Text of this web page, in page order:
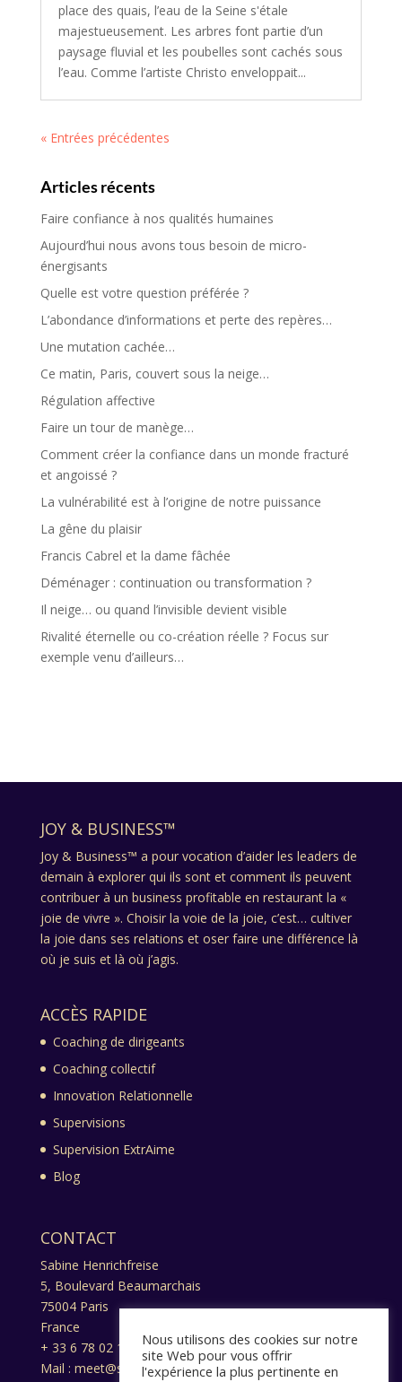
place des quais, l’eau de la Seine s'étale
majestueusement. Les arbres font partie d’un
paysage fluvial et les poubelles sont cachés sous
l’eau. Comme l’artiste Christo enveloppait...
« Entrées précédentes
Articles récents
Faire confiance à nos qualités humaines
Aujourd’hui nous avons tous besoin de micro-
énergisants
Quelle est votre question préférée ?
L’abondance d’informations et perte des repères…
Une mutation cachée…
Ce matin, Paris, couvert sous la neige…
Régulation affective
Faire un tour de manège…
Comment créer la confiance dans un monde fracturé
et angoissé ?
La vulnérabilité est à l’origine de notre puissance
La gêne du plaisir
Francis Cabrel et la dame fâchée
Déménager : continuation ou transformation ?
Il neige… ou quand l’invisible devient visible
Rivalité éternelle ou co-création réelle ? Focus sur
exemple venu d’ailleurs…
JOY & BUSINESS™
Joy & Business™ a pour vocation d’aider les leaders de
demain à explorer qui ils sont et comment ils peuvent
contribuer à un business profitable en restaurant la «
joie de vivre ». Choisir la voie de la joie, c’est… cultiver
la joie dans ses relations et oser faire une différence là
où je suis et là où j’agis.
ACCÈS RAPIDE
Coaching de dirigeants
Coaching collectif
Innovation Relationnelle
Supervisions
Supervision ExtrAime
Blog
CONTACT
Sabine Henrichfreise
5, Boulevard Beaumarchais
75004 Paris
France
+ 33 6 78 02 13 17
Mail : meet@sabine-henrichfreise.com
Nous utilisons des cookies sur notre
site Web pour vous offrir
l'expérience la plus pertinente en